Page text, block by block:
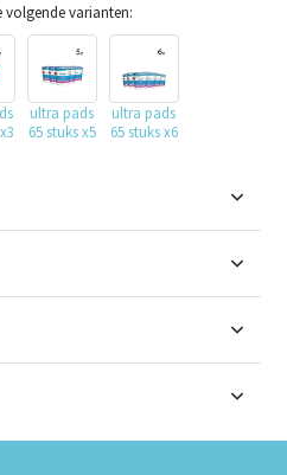
varianten:
ultra pads
65 stuks x5
ultra pads
65 stuks x6